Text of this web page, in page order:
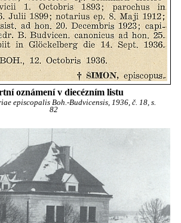
oznámení v diecézním listu
episcopalis Boh.-Budvicensis, 1936, č. 18, s.
82